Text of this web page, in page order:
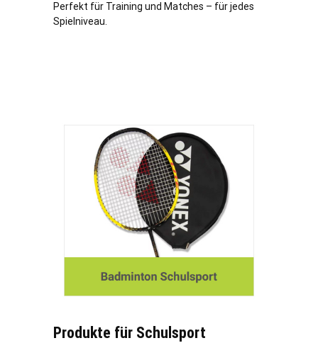
Perfekt für Training und Matches – für jedes
Spielniveau.
Produkte für Schulsport